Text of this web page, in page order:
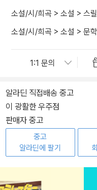
소설/시/희곡 > 소설 > 스
소설/시/희곡 > 소설 > 문학
알라딘 직접배송 중고
이 광활한 우주점
판매자 중고
중고
알라딘에 팔기